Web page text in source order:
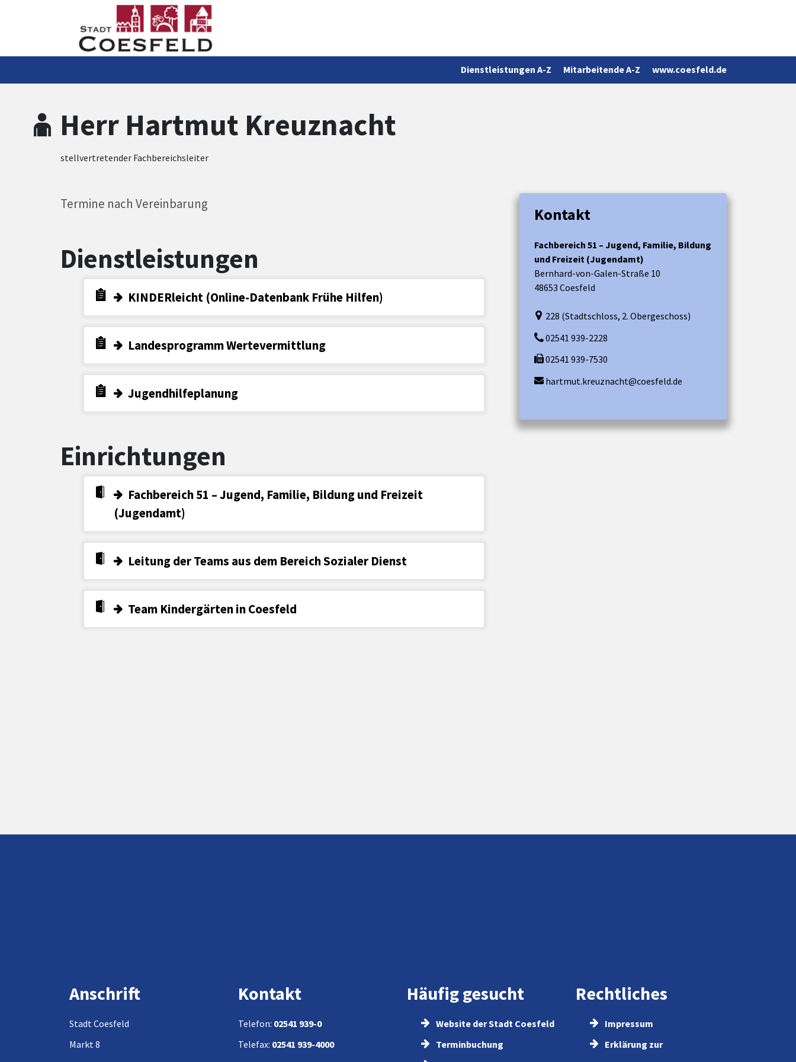
Zum Header
Zum Hauptinhalt
Zum Footer
Dienstleistungen A-Z Mitarbeitende A-Z www.coesfeld.de
Herr Hartmut Kreuznacht
stellvertretender Fachbereichsleiter
Termine nach Vereinbarung
Dienstleistungen
KINDERleicht (Online-Datenbank Frühe Hilfen)
Landesprogramm Wertevermittlung
Jugendhilfeplanung
Einrichtungen
Fachbereich 51 – Jugend, Familie, Bildung und Freizeit
(Jugendamt)
Leitung der Teams aus dem Bereich Sozialer Dienst
Team Kindergärten in Coesfeld
Kontakt
Fachbereich 51 – Jugend, Familie, Bildung
und Freizeit (Jugendamt)
Bernhard-von-Galen-Straße 10
48653 Coesfeld
228 (Stadtschloss, 2. Obergeschoss)
02541 939-2228
02541 939-7530
hartmut.kreuznacht@coesfeld.de
Anschrift
Stadt Coesfeld
Markt 8
Kontakt
Telefon: 02541 939-0
Telefax: 02541 939-4000
Häufig gesucht
Website der Stadt Coesfeld
Terminbuchung
Rechtliches
Impressum
Erklärung zur